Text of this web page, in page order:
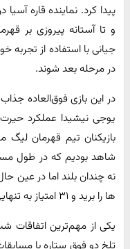
پیدا کرد. نماینده قاره
و تا آستانه پیروزی بر
جیانی با استفاده از تجربه
در مرحله بعد شوند.
در این بازی فوق‌العاده
یوجی نیشیدا عملکرد
بازیکنان تیم قهرمان لیگ
شاهد بودیم که در طول
نه چندان بلند اما در عین
ها را برید و ٣١ امتیاز به تنهایی کسب کرد.
یکی از مهم‌ترین اتفاقات